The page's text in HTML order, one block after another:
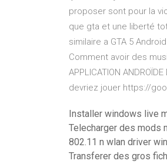
proposer sont pour la
que gta et une liberté
similaire a GTA 5
Comment avoir des
APPLICATION
devriez jouer https://
Installer windows live
Telecharger des mods
802.11 n wlan driver
Transferer des gros